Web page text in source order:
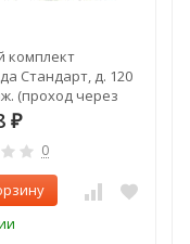
комплект
Стандарт, д. 120
(проход через
выход)
₽
0